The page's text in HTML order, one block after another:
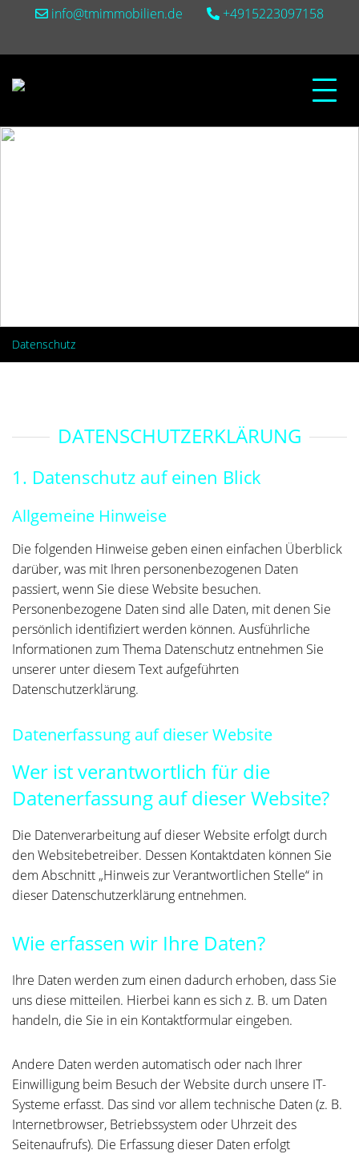
info@tmimmobilien.de +4915223097158
Datenschutz
DATENSCHUTZ­ERKLÄRUNG
1. Datenschutz auf einen Blick
Allgemeine Hinweise
Die folgenden Hinweise geben einen einfachen Überblick
darüber, was mit Ihren personenbezogenen Daten
passiert, wenn Sie diese Website besuchen.
Personenbezogene Daten sind alle Daten, mit denen Sie
persönlich identifiziert werden können. Ausführliche
Informationen zum Thema Datenschutz entnehmen Sie
unserer unter diesem Text aufgeführten
Datenschutzerklärung.
Datenerfassung auf dieser Website
Wer ist verantwortlich für die
Datenerfassung auf dieser Website?
Die Datenverarbeitung auf dieser Website erfolgt durch
den Websitebetreiber. Dessen Kontaktdaten können Sie
dem Abschnitt „Hinweis zur Verantwortlichen Stelle“ in
dieser Datenschutzerklärung entnehmen.
Wie erfassen wir Ihre Daten?
Ihre Daten werden zum einen dadurch erhoben, dass Sie
uns diese mitteilen. Hierbei kann es sich z. B. um Daten
handeln, die Sie in ein Kontaktformular eingeben.
Andere Daten werden automatisch oder nach Ihrer
Einwilligung beim Besuch der Website durch unsere IT-
Systeme erfasst. Das sind vor allem technische Daten (z. B.
Internetbrowser, Betriebssystem oder Uhrzeit des
Seitenaufrufs). Die Erfassung dieser Daten erfolgt